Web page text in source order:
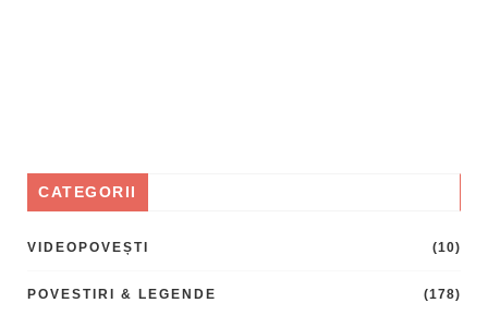
CATEGORII
VIDEOPOVEȘTI (10)
POVESTIRI & LEGENDE (178)